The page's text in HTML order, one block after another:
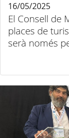
El Consell de
places de turisme
16/05/2025